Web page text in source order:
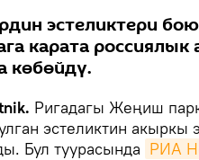
эстеликтери
карата россиялык
көбөйдү.
Ригадагы Жеңиш
эстеликтин
Бул туурасында РИА